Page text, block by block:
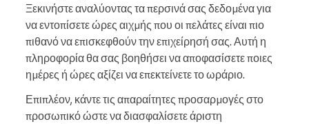
Ξεκινήστε αναλύοντας τα περσινά σας δεδομένα για
να εντοπίσετε ώρες αιχμής που οι πελάτες είναι πιο
πιθανό να επισκεφθούν την επιχείρησή σας. Αυτή η
πληροφορία θα σας βοηθήσει να αποφασίσετε ποιες
ημέρες ή ώρες αξίζει να επεκτείνετε το ωράριο.
Επιπλέον, κάντε τις απαραίτητες προσαρμογές στο
προσωπικό ώστε να διασφαλίσετε άριστη